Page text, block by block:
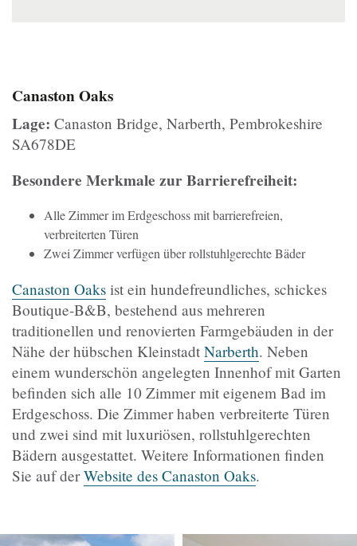
Canaston Oaks
Lage: Canaston Bridge, Narberth, Pembrokeshire
SA678DE
Besondere Merkmale zur Barrierefreiheit:
Alle Zimmer im Erdgeschoss mit barrierefreien,
verbreiterten Türen
Zwei Zimmer verfügen über rollstuhlgerechte Bäder
Canaston Oaks ist ein hundefreundliches, schickes
Boutique-B&B, bestehend aus mehreren
traditionellen und renovierten Farmgebäuden in der
Nähe der hübschen Kleinstadt Narberth. Neben
einem wunderschön angelegten Innenhof mit Garten
befinden sich alle 10 Zimmer mit eigenem Bad im
Erdgeschoss. Die Zimmer haben verbreiterte Türen
und zwei sind mit luxuriösen, rollstuhlgerechten
Bädern ausgestattet. Weitere Informationen finden
Sie auf derWebsite des Canaston Oaks.